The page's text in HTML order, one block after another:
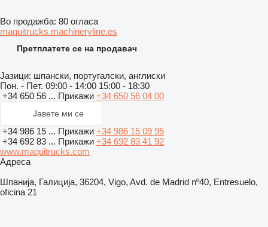
Во продажба: 80 огласа
maquitrucks.machineryline.es
Претплатете се на продавач
Јазици: шпански, португалски, англиски
Пон. - Пет. 09:00 - 14:00 15:00 - 18:30
+34 650 56 ... Прикажи +34 650 56 04 00
Јавете ми се
+34 986 15 ... Прикажи +34 986 15 09 95
+34 692 83 ... Прикажи +34 692 83 41 92
www.maquitrucks.com
Адреса
Шпанија, Галиција, 36204, Vigo, Avd. de Madrid nº40, Entresuelo,
oficina 21